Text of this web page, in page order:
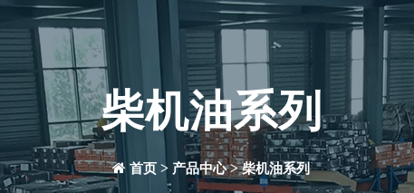
柴机油系列
首页 > 产品中心>柴机油系列